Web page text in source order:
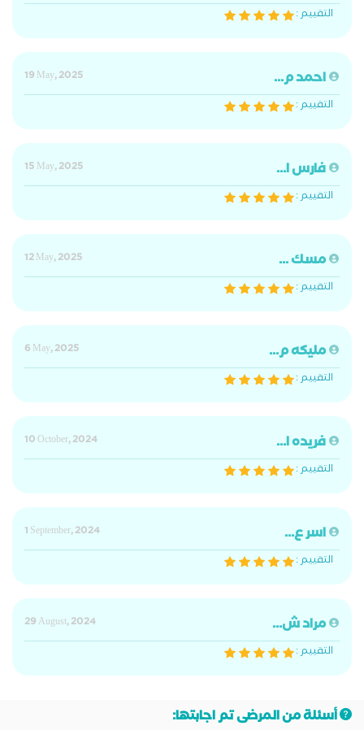
التقييم :
احمد م...
19 May, 2025
التقييم :
فارس ا...
15 May, 2025
التقييم :
مسك ...
12 May, 2025
التقييم :
مليكه م...
6 May, 2025
التقييم :
فريده ا...
10 October, 2024
التقييم :
اسر ع...
1 September, 2024
التقييم :
مراد ش...
29 August, 2024
التقييم :
أسئلة من المرضى تم اجابتها: